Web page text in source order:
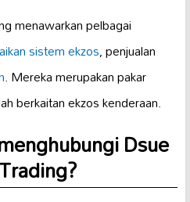
menawarkan pelbagai
sistem ekzos, penjualan
. Mereka merupakan pakar
berkaitan ekzos kenderaan.
Dsue